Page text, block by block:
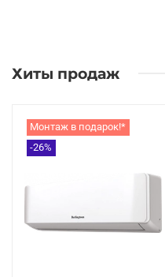
Хиты продаж
Монтаж в подарок!*
-26%